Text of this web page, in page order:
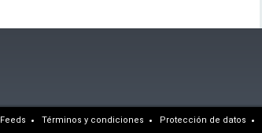
Feeds Términos y condiciones Protección de datos